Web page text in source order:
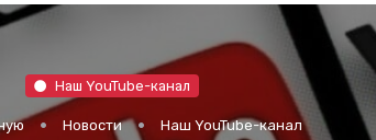
Наш YouTube-канал
Новости Наш YouTube-канал